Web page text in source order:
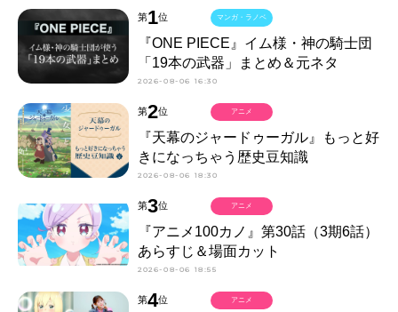
第1位
『ONE PIECE』イム様・神の騎士団
「19本の武器」まとめ＆元ネタ
2026-08-06 16:30
マンガ・ラノベ
第2位
『天幕のジャードゥーガル』もっと好
きになっちゃう歴史豆知識
2026-08-06 18:30
アニメ
第3位
『アニメ100カノ』第30話（3期6話）
あらすじ＆場面カット
2026-08-06 18:55
アニメ
第4位 アニメ